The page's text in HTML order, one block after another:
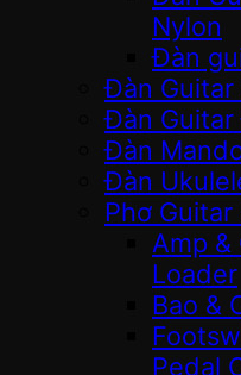
Nylon
Đàn
Đàn Guitar
Đàn Guitar
Đàn
Đàn
Phơ
Amp &
Loader
Bao &
Pedal